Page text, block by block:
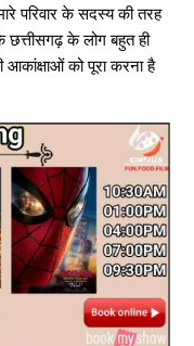
परिवार के सदस्य की तरह
के लोग बहुत ही
को पूरा करना है